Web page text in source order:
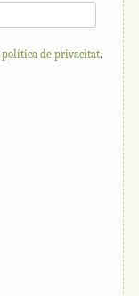
política de privacitat.